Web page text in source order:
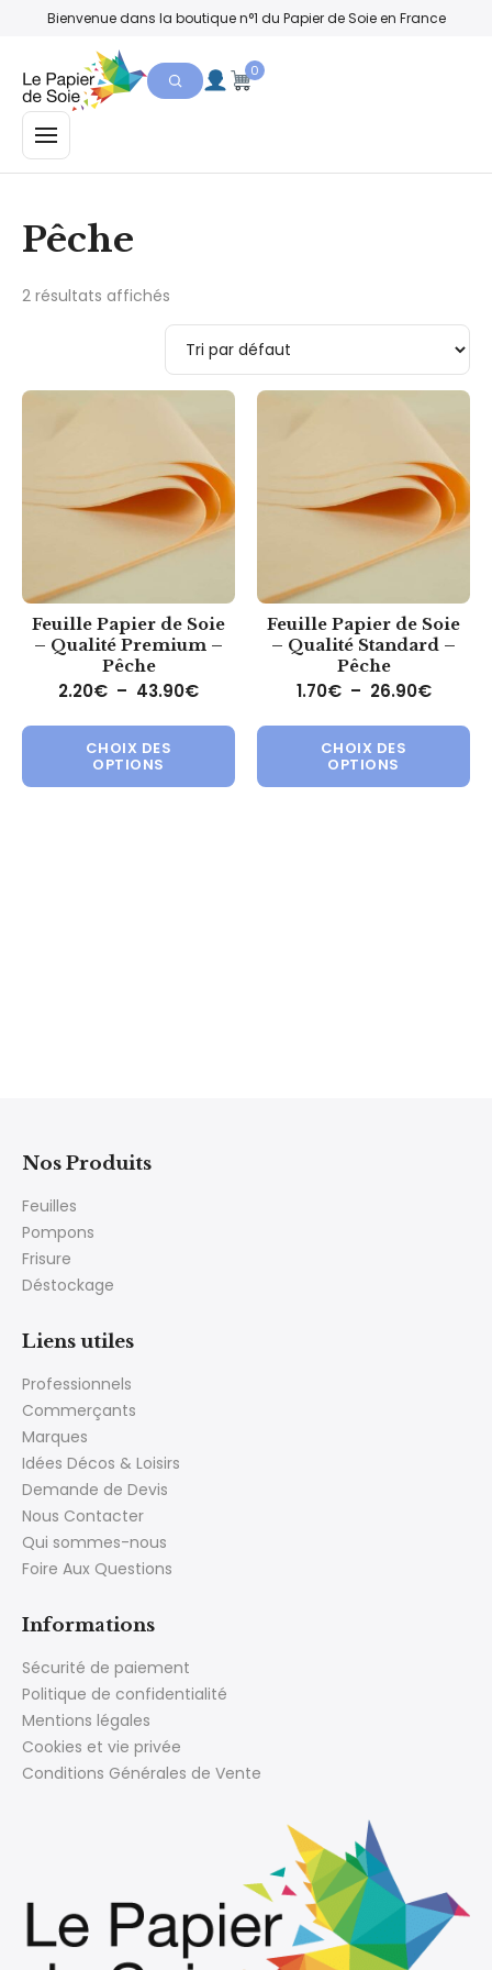
Bienvenue dans la boutique n°1 du Papier de Soie en France
MENU
0
Pêche
2 résultats affichés
Feuille Papier de Soie
– Qualité Premium –
Pêche
2.20€ – 43.90€Plage de prix : 2.20€ à 43.90€
CHOIX DES
OPTIONS
Ce produit a plusieurs
Feuille Papier de Soie
– Qualité Standard –
Pêche
1.70€ – 26.90€Plage
CHOIX DES
OPTIONS
Nos Produits
Feuilles
Pompons
Frisure
Déstockage
Liens utiles
Professionnels
Commerçants
Marques
Idées Décos & Loisirs
Demande de Devis
Nous Contacter
Qui sommes-nous
Foire Aux Questions
Informations
Sécurité de paiement
Politique de confidentialité
Mentions légales
Cookies et vie privée
Conditions Générales de Vente